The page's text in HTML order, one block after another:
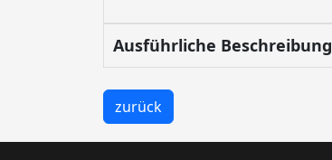
Ausführliche Beschreibung
zurück